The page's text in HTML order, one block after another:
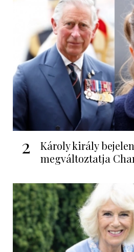
2
Károly király
megváltoztatja